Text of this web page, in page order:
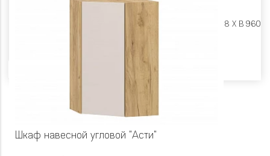
Ш 300 X Г 318 X В 960
Шкаф навесной угловой "Асти"